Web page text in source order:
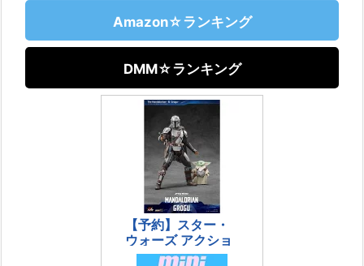
Amazon☆ランキング
DMM☆ランキング